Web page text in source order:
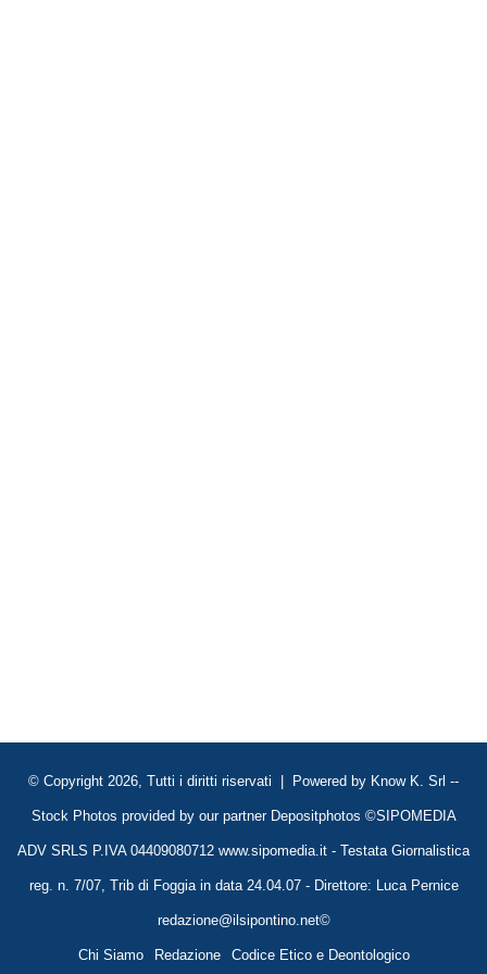
© Copyright 2026, Tutti i diritti riservati | Powered by Know K. Srl --
Stock Photos provided by our partner Depositphotos ©SIPOMEDIA
ADV SRLS P.IVA 04409080712 www.sipomedia.it - Testata Giornalistica
reg. n. 7/07, Trib di Foggia in data 24.04.07 - Direttore: Luca Pernice
redazione@ilsipontino.net©
Chi Siamo Redazione Codice Etico e Deontologico